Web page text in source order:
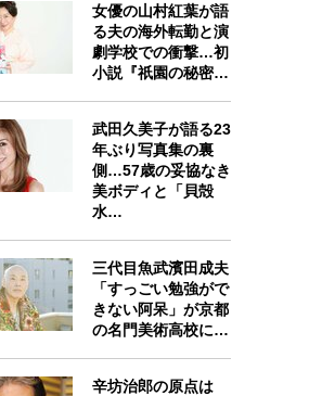
女優の山村紅葉が語
る夫の海外転勤と演
劇学校での衝撃…初
小説『祇園の秘密…
武田久美子が語る23
年ぶり写真集の裏
側…57歳の妥協なき
美ボディと「貝殻
水…
三代目魚武濱田成夫
「すっごい勉強がで
きない阿呆」が京都
の名門美術高校に…
辛坊治郎の原点は